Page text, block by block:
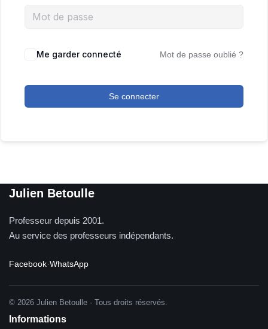
Me garder connecté Mot de passe oublié ?
Se connecter
Julien Betoulle
Professeur depuis 2001.
Au service des professeurs indépendants.
Facebook·WhatsApp
© 2026 Julien Betoulle · Tous droits réservés.
Informations